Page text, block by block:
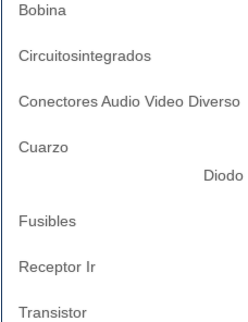
Bobina
Circuitosintegrados
Conectores Audio Video Diverso
Cuarzo
Diodo
Fusibles
Receptor Ir
Transistor